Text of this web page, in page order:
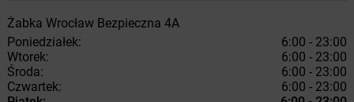
Żabka Wrocław Bezpieczna 4A
Poniedziałek:
6:00 - 23:00
Wtorek:
6:00 - 23:00
Środa:
6:00 - 23:00
Czwartek:
6:00 - 23:00